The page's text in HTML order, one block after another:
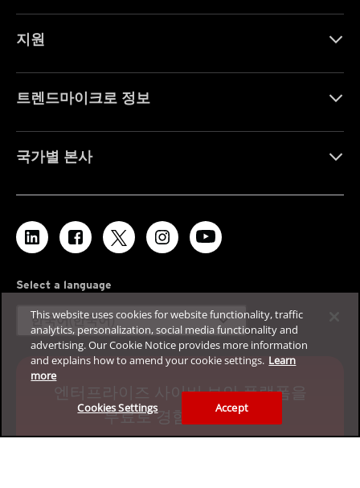
지원
트렌드마이크로 정보
국가별 본사
Select a language
한국어(한국어) expand_more
엔터프라이즈 사이버 보안 플랫폼을
무료로 경험하십시오.
This website uses cookies for website functionality, traffic
analytics, personalization, social media functionality and
advertising. Our Cookie Notice provides more information
and explains how to amend your cookie settings. Learn
more
Cookies Settings Accept